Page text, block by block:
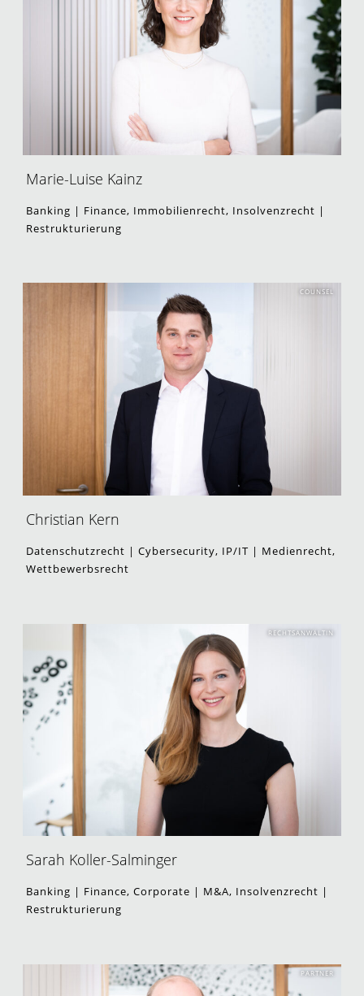
Marie-Luise Kainz
Banking | Finance, Immobilienrecht, Insolvenzrecht |
Restrukturierung
COUNSEL
Christian Kern
Datenschutzrecht | Cybersecurity, IP/IT | Medienrecht,
Wettbewerbsrecht
RECHTSANWÄLTIN
Sarah Koller-Salminger
Banking | Finance, Corporate | M&A, Insolvenzrecht |
Restrukturierung
PARTNER